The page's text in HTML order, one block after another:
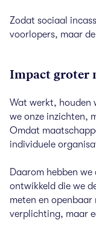
Zodat sociaal
voorlopers, maar
Impact groter
Wat werkt, houden
we onze inzichten,
Omdat
individuele
Daarom hebben
ontwikkeld die we
meten en openbaar
verplichting, maar